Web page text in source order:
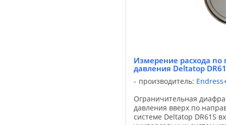
Измерение расхода по
давления Deltatop
производитель:
Ограничительная
давления вверх по
системе Deltatop DR61S